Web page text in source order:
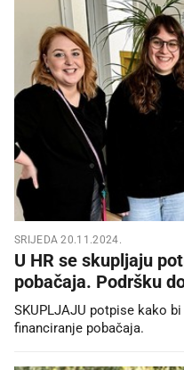
SRIJEDA 20.11.2024.
U HR se skupljaju
pobačaja. Podršku
SKUPLJAJU potpise kako
financiranje pobačaja.